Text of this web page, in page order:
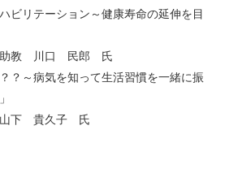
ビリテーション～健康寿命の延伸を目
助教 川口 民郎 氏
？～病気を知って生活習慣を一緒に振
山下 貴久子 氏